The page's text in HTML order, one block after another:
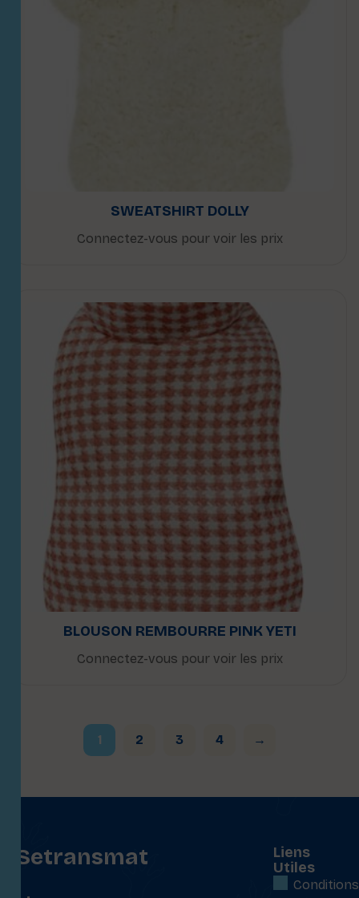
SWEATSHIRT DOLLY
Connectez-vous pour voir les prix
BLOUSON REMBOURRE PINK YETI
Connectez-vous pour voir les prix
1 2 3 4 →
Setransmat
Liens
Utiles
Conditions